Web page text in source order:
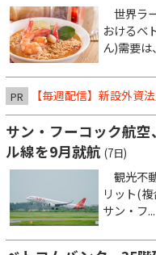
世界ラ
おけるベ
ん)需要は
PR 【毎週配信】新設外資
サン・フーコック航
ル線を9月就航 (7日)
観光不
リット(
サン・フ...